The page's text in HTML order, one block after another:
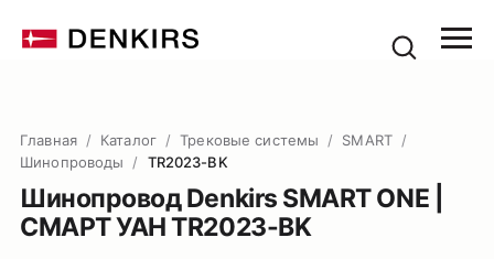
Главная / Каталог / Трековые системы / SMART /
Шинопроводы
/ TR2023-BK
Шинопровод Denkirs SMART ONE |
СМАРТ УАН TR2023-BK